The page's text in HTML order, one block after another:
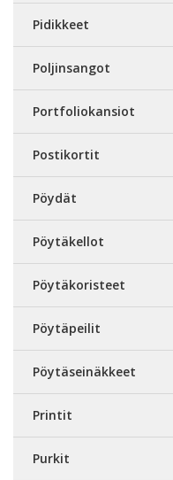
Pidikkeet
Poljinsangot
Portfoliokansiot
Postikortit
Pöydät
Pöytäkellot
Pöytäkoristeet
Pöytäpeilit
Pöytäseinäkkeet
Printit
Purkit